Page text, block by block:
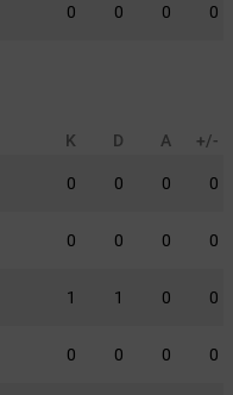
0 0 0 0
K D A +/-
0 0 0 0
0 0 0 0
1 1 0 0
0 0 0 0